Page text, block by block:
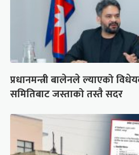
प्रधानमन्त्री बालेनले ल्याएको
समितिबाट जस्ताको तस्तै सदर